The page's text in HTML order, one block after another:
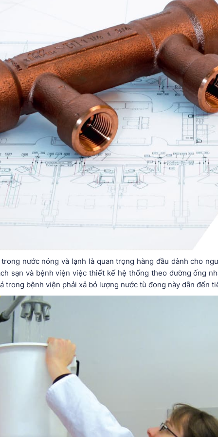
nước nóng và lạnh là quan trọng hàng đầu dành cho
sạn và bệnh viện việc thiết kế hệ thống theo đường ống
trong bệnh viện phải xả bỏ lượng nước tù đọng này dẫn đến